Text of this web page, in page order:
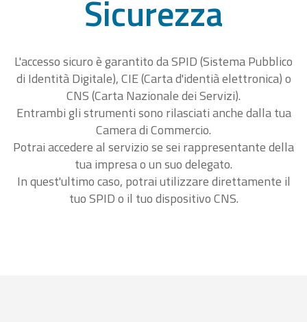
Sicurezza
L'accesso sicuro è garantito da SPID (Sistema Pubblico
di Identità Digitale), CIE (Carta d'identià elettronica) o
CNS (Carta Nazionale dei Servizi).
Entrambi gli strumenti sono rilasciati anche dalla tua
Camera di Commercio.
Potrai accedere al servizio se sei rappresentante della
tua impresa o un suo delegato.
In quest'ultimo caso, potrai utilizzare direttamente il
tuo SPID o il tuo dispositivo CNS.